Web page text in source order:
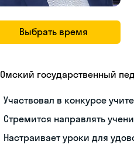
Выбрать время
Омский государственный
Участвовал в конкурсе
Стремится направлять
Настраивает уроки для